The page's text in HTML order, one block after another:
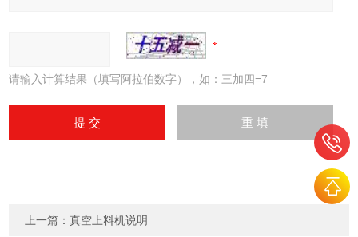
请输入计算结果（填写阿拉伯数字），如：三加四=7
上一篇：真空上料机说明